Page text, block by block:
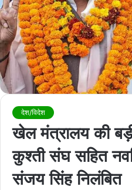
देश/विदेश
खेल मंत्रालय की बड़ी
कुश्ती संघ सहित
संजय सिंह निलंबित